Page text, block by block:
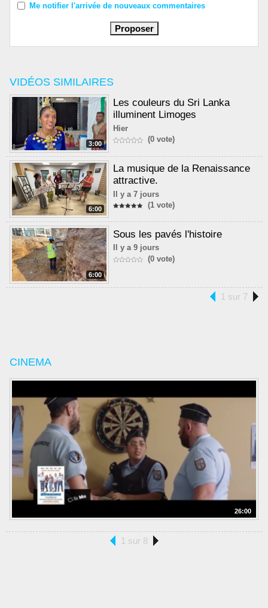
VIDÉOS SIMILAIRES
3:00
Les couleurs du Sri Lanka
illuminent Limoges
Hier
(0 vote)
6:00
La musique de la Renaissance
attractive.
Il y a 7 jours
(1 vote)
6:00
Sous les pavés l'histoire
Il y a 9 jours
(0 vote)
1 sur 7
CINEMA
26:00
1 sur 8
Me notifier l'arrivée de nouveaux commentaires